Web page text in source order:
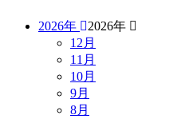
2026年
2026年
12月
11月
10月
9月
8月